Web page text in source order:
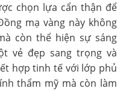
chọn lựa cẩn thận để
mạ vàng này không
còn thể hiện sự sáng
vẻ đẹp sang trọng và
hợp tinh tế với lớp phủ
thẩm mỹ mà còn làm